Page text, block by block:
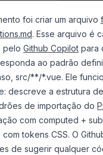
foi criar um arquivo
. Esse arquivo é
pelo Github Copilot para
ao padrão
src/**/*.vue. Ele
descreve a estrutura
de importação do
com computed +
tokens CSS. O
de sugerir qualquer